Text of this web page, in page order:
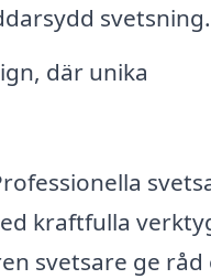
svetsning.
där unika
kraftfulla
svetsare ge råd